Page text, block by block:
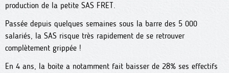
production de la petite SAS FRET.
Passée depuis quelques semaines sous la barre des 5 000
salariés, la SAS risque très rapidement de se retrouver
complètement grippée !
En 4 ans, la boite a notamment fait baisser de 28% ses effectifs